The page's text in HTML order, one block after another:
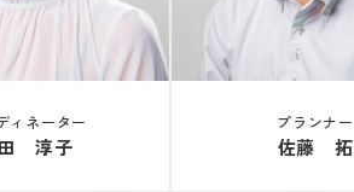
ィネーター
淳子
プランナー
佐藤 拓